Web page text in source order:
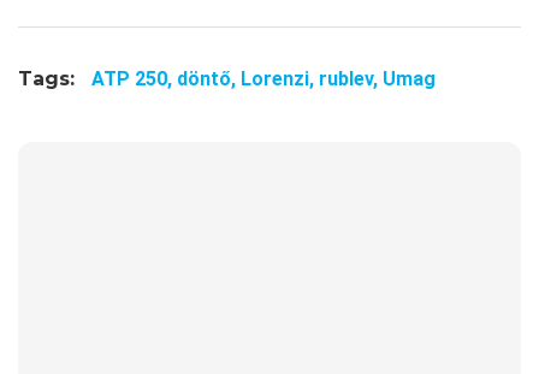
Tags: ATP 250, döntő, Lorenzi, rublev, Umag